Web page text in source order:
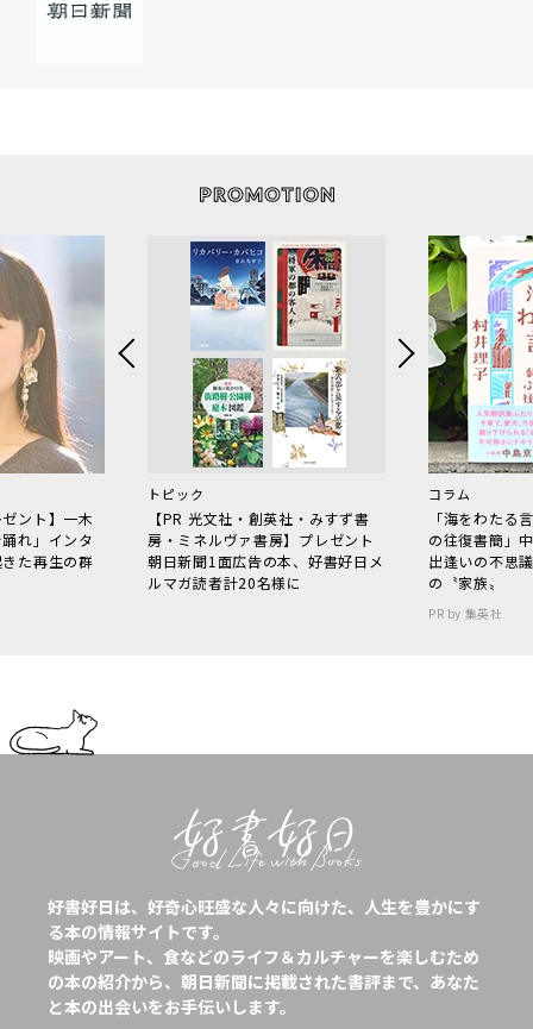
ント】一木
れ」インタ
た再生の群
トピック
【PR 光文社・創英社・みすず書
房・ミネルヴァ書房】プレゼント
朝日新聞1面広告の本、好書好日メ
ルマガ読者計20名様に
コラム
「海をわた
の往復書簡」
出逢いの不思
の〝家族〟
PR by 集英社
好書好日は、好奇心旺盛な人々に向けた、人生を豊かにす
る本の情報サイトです。
映画やアート、食などのライフ＆カルチャーを楽しむため
の本の紹介から、朝日新聞に掲載された書評まで、あなた
と本の出会いをお手伝いします。